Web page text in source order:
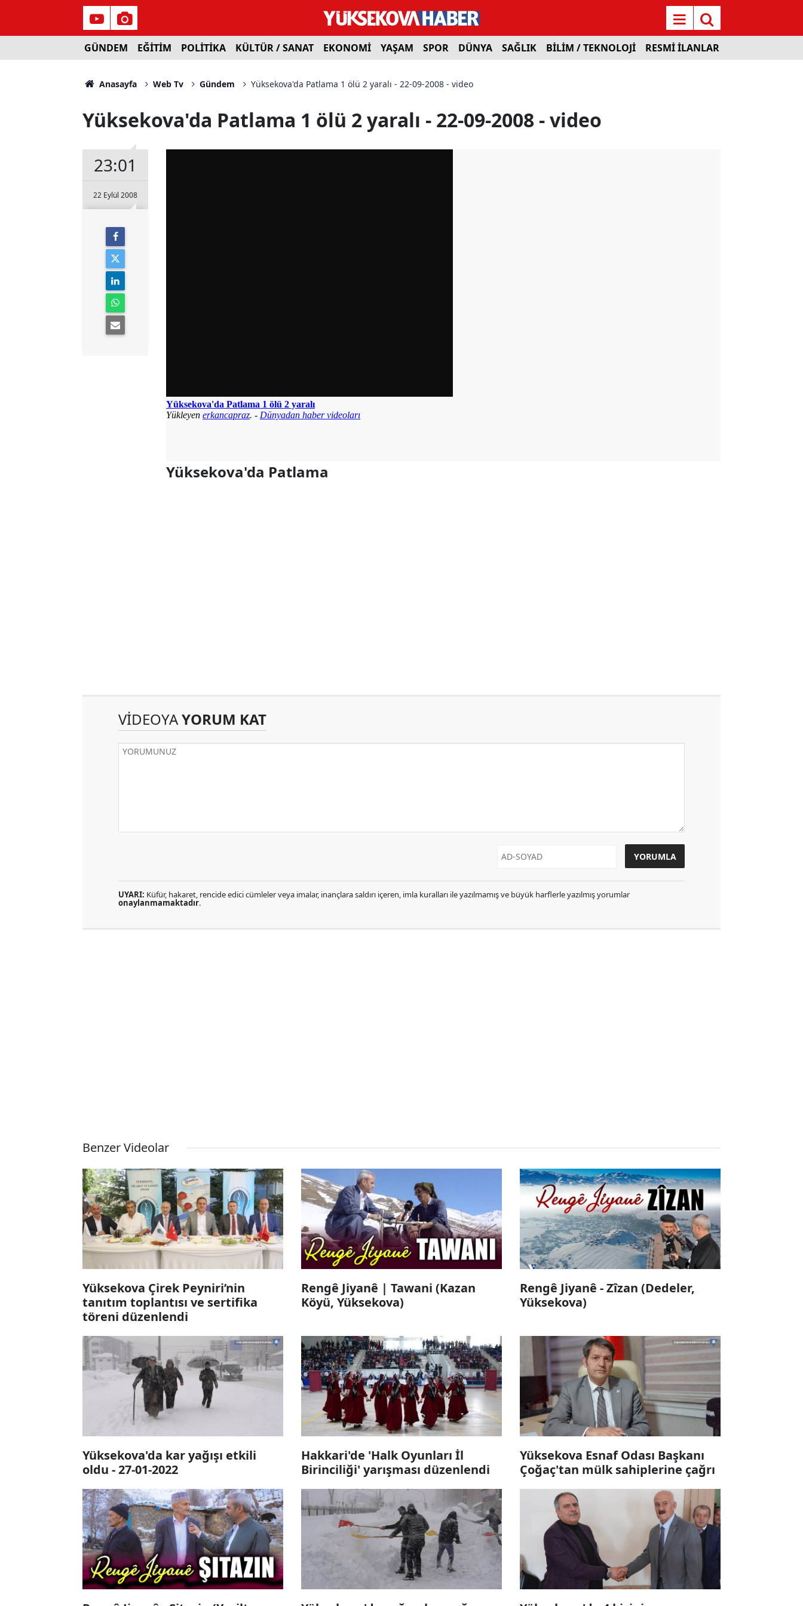
GÜNDEM EĞİTİM POLİTİKA KÜLTÜR / SANAT EKONOMİ YAŞAM SPOR DÜNYA SAĞLIK BİLİM / TEKNOLOJİ RESMİ İLANLAR
Anasayfa Web Tv Gündem Yüksekova'da Patlama 1 ölü 2 yaralı - 22-09-2008 - video
Yüksekova'da Patlama 1 ölü 2 yaralı - 22-09-2008 - video
23:01
22 Eylül 2008
Yüksekova'da Patlama
VİDEOYAYORUM KAT
UYARI: Küfür, hakaret, rencide edici cümleler veya imalar, inançlara saldırı içeren, imla kuralları ile yazılmamış ve büyük harflerle yazılmış yorumlar
onaylanmamaktadır.
Benzer Videolar
Yüksekova Çirek Peyniri’nin
tanıtım toplantısı ve sertifika
töreni düzenlendi
Rengê Jiyanê | Tawani (Kazan
Köyü, Yüksekova)
Rengê Jiyanê - Zîzan (Dedeler,
Yüksekova)
Yüksekova'da kar yağışı etkili
oldu - 27-01-2022
Hakkari'de 'Halk Oyunları İl
Birinciliği' yarışması düzenlendi
Yüksekova Esnaf Odası Başkanı
Çoğaç'tan mülk sahiplerine çağrı